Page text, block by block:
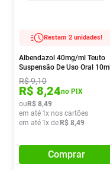
Restam 2 unidades!
Albendazol 40mg/ml Teuto
Suspensão De Uso Oral 10ml
R$9,10
R$ 8,24no PIX
ou R$ 8,49
em até 1x nos cartões
em até 1x de R$ 8,49
Comprar